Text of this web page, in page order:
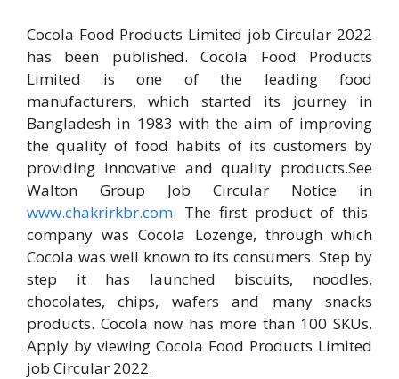
Cocola Food Products Limited job Circular 2022
has been published. Cocola Food Products
Limited is one of the leading food
manufacturers, which started its journey in
Bangladesh in 1983 with the aim of improving
the quality of food habits of its customers by
providing innovative and quality products.See
Walton Group Job Circular Notice in
www.chakrirkbr.com. The first product of this
company was Cocola Lozenge, through which
Cocola was well known to its consumers. Step by
step it has launched biscuits, noodles,
chocolates, chips, wafers and many snacks
products. Cocola now has more than 100 SKUs.
Apply by viewing Cocola Food Products Limited
job Circular 2022.